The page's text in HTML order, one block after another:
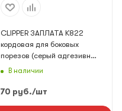
CLIPPER ЗАПЛАТА K822
кордовая для боковых
порезов (серый адгезивный
слой) 76*150мм (2 слоя
В наличии
70 руб./шт